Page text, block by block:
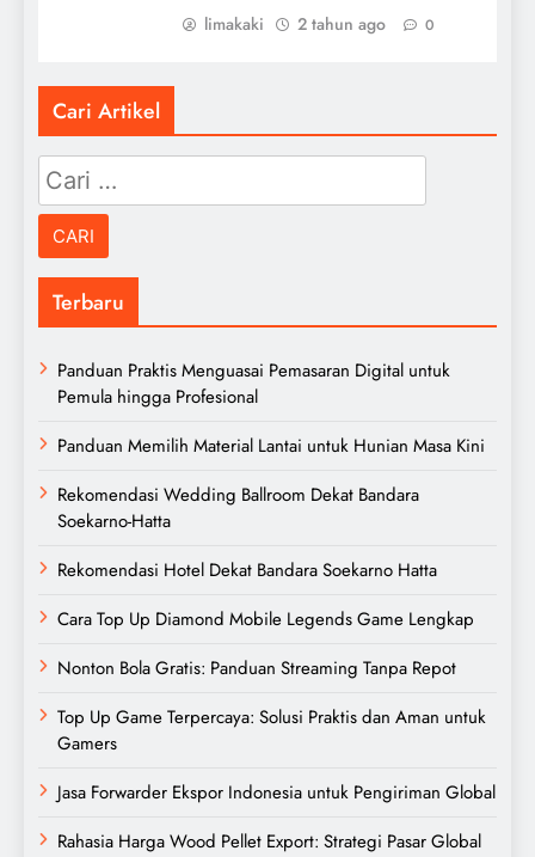
limakaki 2 tahun ago 0
Cari Artikel
Cari
untuk:
Terbaru
Panduan Praktis Menguasai Pemasaran Digital untuk
Pemula hingga Profesional
Panduan Memilih Material Lantai untuk Hunian Masa Kini
Rekomendasi Wedding Ballroom Dekat Bandara
Soekarno-Hatta
Rekomendasi Hotel Dekat Bandara Soekarno Hatta
Cara Top Up Diamond Mobile Legends Game Lengkap
Nonton Bola Gratis: Panduan Streaming Tanpa Repot
Top Up Game Terpercaya: Solusi Praktis dan Aman untuk
Gamers
Jasa Forwarder Ekspor Indonesia untuk Pengiriman Global
Rahasia Harga Wood Pellet Export: Strategi Pasar Global